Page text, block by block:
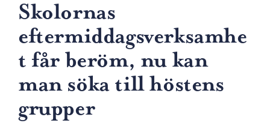
Skolornas
eftermiddagsverksamhe
t får beröm, nu kan
man söka till höstens
grupper